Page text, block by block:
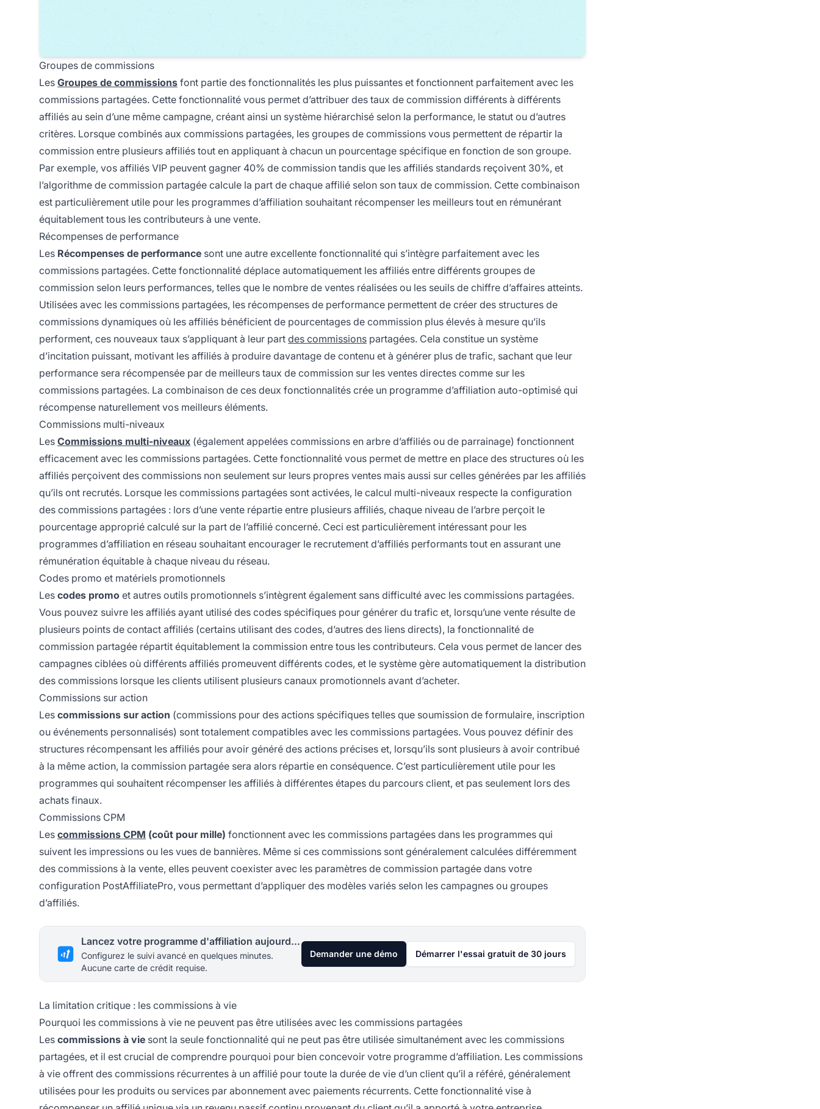
Groupes de commissions
Les Groupes de commissions font partie des fonctionnalités les plus puissantes et fonctionnent parfaitement avec les
commissions partagées. Cette fonctionnalité vous permet d’attribuer des taux de commission différents à différents
affiliés au sein d’une même campagne, créant ainsi un système hiérarchisé selon la performance, le statut ou d’autres
critères. Lorsque combinés aux commissions partagées, les groupes de commissions vous permettent de répartir la
commission entre plusieurs affiliés tout en appliquant à chacun un pourcentage spécifique en fonction de son groupe.
Par exemple, vos affiliés VIP peuvent gagner 40% de commission tandis que les affiliés standards reçoivent 30%, et
l’algorithme de commission partagée calcule la part de chaque affilié selon son taux de commission. Cette combinaison
est particulièrement utile pour les programmes d’affiliation souhaitant récompenser les meilleurs tout en rémunérant
équitablement tous les contributeurs à une vente.
Récompenses de performance
Les Récompenses de performance sont une autre excellente fonctionnalité qui s’intègre parfaitement avec les
commissions partagées. Cette fonctionnalité déplace automatiquement les affiliés entre différents groupes de
commission selon leurs performances, telles que le nombre de ventes réalisées ou les seuils de chiffre d’affaires atteints.
Utilisées avec les commissions partagées, les récompenses de performance permettent de créer des structures de
commissions dynamiques où les affiliés bénéficient de pourcentages de commission plus élevés à mesure qu’ils
performent, ces nouveaux taux s’appliquant à leur part des commissions partagées. Cela constitue un système
d’incitation puissant, motivant les affiliés à produire davantage de contenu et à générer plus de trafic, sachant que leur
performance sera récompensée par de meilleurs taux de commission sur les ventes directes comme sur les
commissions partagées. La combinaison de ces deux fonctionnalités crée un programme d’affiliation auto-optimisé qui
récompense naturellement vos meilleurs éléments.
Commissions multi-niveaux
Les Commissions multi-niveaux (également appelées commissions en arbre d’affiliés ou de parrainage) fonctionnent
efficacement avec les commissions partagées. Cette fonctionnalité vous permet de mettre en place des structures où les
affiliés perçoivent des commissions non seulement sur leurs propres ventes mais aussi sur celles générées par les affiliés
qu’ils ont recrutés. Lorsque les commissions partagées sont activées, le calcul multi-niveaux respecte la configuration
des commissions partagées : lors d’une vente répartie entre plusieurs affiliés, chaque niveau de l’arbre perçoit le
pourcentage approprié calculé sur la part de l’affilié concerné. Ceci est particulièrement intéressant pour les
programmes d’affiliation en réseau souhaitant encourager le recrutement d’affiliés performants tout en assurant une
rémunération équitable à chaque niveau du réseau.
Codes promo et matériels promotionnels
Les codes promo et autres outils promotionnels s’intègrent également sans difficulté avec les commissions partagées.
Vous pouvez suivre les affiliés ayant utilisé des codes spécifiques pour générer du trafic et, lorsqu’une vente résulte de
plusieurs points de contact affiliés (certains utilisant des codes, d’autres des liens directs), la fonctionnalité de
commission partagée répartit équitablement la commission entre tous les contributeurs. Cela vous permet de lancer des
campagnes ciblées où différents affiliés promeuvent différents codes, et le système gère automatiquement la distribution
des commissions lorsque les clients utilisent plusieurs canaux promotionnels avant d’acheter.
Commissions sur action
Les commissions sur action (commissions pour des actions spécifiques telles que soumission de formulaire, inscription
ou événements personnalisés) sont totalement compatibles avec les commissions partagées. Vous pouvez définir des
structures récompensant les affiliés pour avoir généré des actions précises et, lorsqu’ils sont plusieurs à avoir contribué
à la même action, la commission partagée sera alors répartie en conséquence. C’est particulièrement utile pour les
programmes qui souhaitent récompenser les affiliés à différentes étapes du parcours client, et pas seulement lors des
achats finaux.
Commissions CPM
Les commissions CPM (coût pour mille) fonctionnent avec les commissions partagées dans les programmes qui
suivent les impressions ou les vues de bannières. Même si ces commissions sont généralement calculées différemment
des commissions à la vente, elles peuvent coexister avec les paramètres de commission partagée dans votre
configuration PostAffiliatePro, vous permettant d’appliquer des modèles variés selon les campagnes ou groupes
d’affiliés.
Lancez votre programme d'affiliation aujourd'hui
Configurez le suivi avancé en quelques minutes.
Aucune carte de crédit requise.
Demander une démo Démarrer l'essai gratuit de 30 jours
La limitation critique : les commissions à vie
Pourquoi les commissions à vie ne peuvent pas être utilisées avec les commissions partagées
Les commissions à vie sont la seule fonctionnalité qui ne peut pas être utilisée simultanément avec les commissions
partagées, et il est crucial de comprendre pourquoi pour bien concevoir votre programme d’affiliation. Les commissions
à vie offrent des commissions récurrentes à un affilié pour toute la durée de vie d’un client qu’il a référé, généralement
utilisées pour les produits ou services par abonnement avec paiements récurrents. Cette fonctionnalité vise à